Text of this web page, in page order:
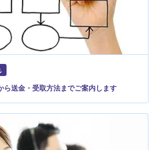
ら送金・受取方法までご案内します